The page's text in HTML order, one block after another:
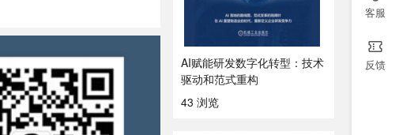
AI赋能研发数字化转型：技术
驱动和范式重构
43 浏览
客服
反馈